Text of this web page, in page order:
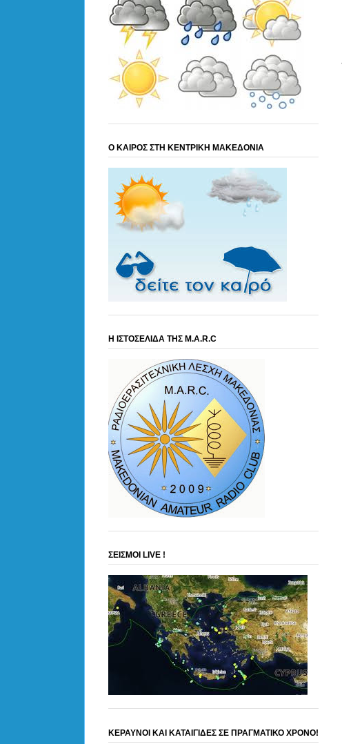
Ο ΚΑΙΡΟΣ ΣΤΗ ΚΕΝΤΡΙΚΗ ΜΑΚΕΔΟΝΙΑ
Η ΙΣΤΟΣΕΛΙΔΑ ΤΗΣ M.A.R.C
ΣΕΙΣΜΟΙ LIVE !
ΚΕΡΑΥΝΟΙ ΚΑΙ ΚΑΤΑΙΓΙΔΕΣ ΣΕ ΠΡΑΓΜΑΤΙΚΟ ΧΡΟΝΟ!